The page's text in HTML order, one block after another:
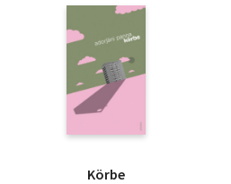
Körbe